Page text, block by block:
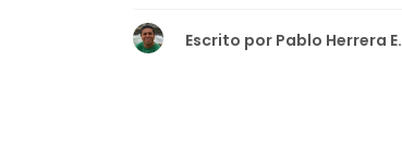
Escrito por Pablo Herrera E.